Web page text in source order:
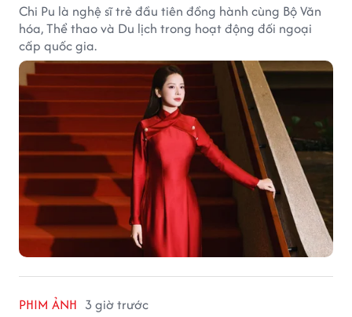
Chi Pu là nghệ sĩ trẻ đầu tiên đồng hành cùng Bộ Văn
hóa, Thể thao và Du lịch trong hoạt động đối ngoại
cấp quốc gia.
PHIM ẢNH 3 giờ trước